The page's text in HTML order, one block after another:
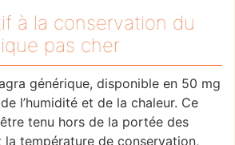
à la conservation du
pas cher
générique, disponible en 50 mg
l’humidité et de la chaleur. Ce
tenu hors de la portée des
la température de conservation,